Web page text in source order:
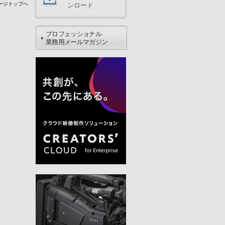
ジトップへ ンロード
プロフェッショナル
業務用メールマガジン